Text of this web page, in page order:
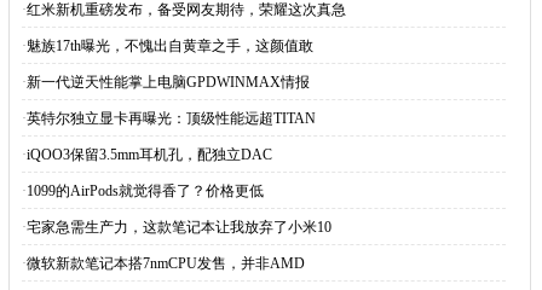
·红米新机重磅发布，备受网友期待，荣耀这次真急
·魅族17th曝光，不愧出自黄章之手，这颜值敢
·新一代逆天性能掌上电脑GPDWINMAX情报
·英特尔独立显卡再曝光：顶级性能远超TITAN
·iQOO3保留3.5mm耳机孔，配独立DAC
·1099的AirPods就觉得香了？价格更低
·宅家急需生产力，这款笔记本让我放弃了小米10
·微软新款笔记本搭7nmCPU发售，并非AMD